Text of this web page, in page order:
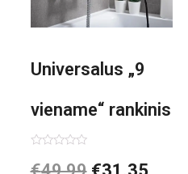
Universalus „9
viename“ rankinis
garintuvas su
0